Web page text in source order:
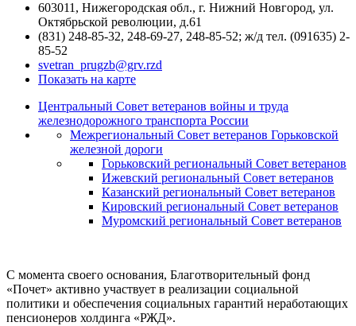
603011, Нижегородская обл., г. Нижний Новгород, ул.
Октябрьской революции, д.61
(831) 248-85-32, 248-69-27, 248-85-52; ж/д тел. (091635) 2-
85-52
svetran_prugzb@grv.rzd
Показать на карте
Центральный Совет ветеранов войны и труда
железнодорожного транспорта России
Межрегиональный Совет ветеранов Горьковской
железной дороги
Горьковский региональный Совет ветеранов
Ижевский региональный Совет ветеранов
Казанский региональный Совет ветеранов
Кировский региональный Совет ветеранов
Муромский региональный Совет ветеранов
С момента своего основания, Благотворительный фонд
«Почет» активно участвует в реализации социальной
политики и обеспечения социальных гарантий неработающих
пенсионеров холдинга «РЖД».